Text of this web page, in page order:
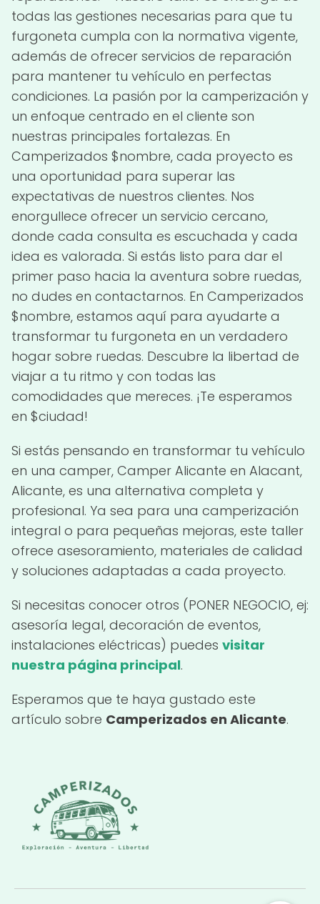
todas las gestiones necesarias para que tu
furgoneta cumpla con la normativa vigente,
además de ofrecer servicios de reparación
para mantener tu vehículo en perfectas
condiciones. La pasión por la camperización y
un enfoque centrado en el cliente son
nuestras principales fortalezas. En
Camperizados $nombre, cada proyecto es
una oportunidad para superar las
expectativas de nuestros clientes. Nos
enorgullece ofrecer un servicio cercano,
donde cada consulta es escuchada y cada
idea es valorada. Si estás listo para dar el
primer paso hacia la aventura sobre ruedas,
no dudes en contactarnos. En Camperizados
$nombre, estamos aquí para ayudarte a
transformar tu furgoneta en un verdadero
hogar sobre ruedas. Descubre la libertad de
viajar a tu ritmo y con todas las
comodidades que mereces. ¡Te esperamos
en $ciudad!
Si estás pensando en transformar tu vehículo
en una camper, Camper Alicante en Alacant,
Alicante, es una alternativa completa y
profesional. Ya sea para una camperización
integral o para pequeñas mejoras, este taller
ofrece asesoramiento, materiales de calidad
y soluciones adaptadas a cada proyecto.
Si necesitas conocer otros (PONER NEGOCIO, ej:
asesoría legal, decoración de eventos,
instalaciones eléctricas) puedes visitar
nuestra página principal.
Esperamos que te haya gustado este
artículo sobre Camperizados en Alicante.